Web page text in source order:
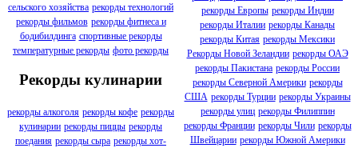
сельского хозяйства рекорды технологий
рекорды фильмов рекорды фитнеса и
бодибилдинга спортивные рекорды
температурные рекорды фото рекорды
Рекорды кулинарии
рекорды алкоголя рекорды кофе рекорды
кулинарии рекорды пиццы рекорды
поедания рекорды сыра рекорды хот-
рекорды Европы рекорды Индии
рекорды Италии рекорды Канады
рекорды Китая рекорды Мексики
Рекорды Новой Зеландии рекорды ОАЭ
рекорды Пакистана рекорды России
рекорды Северной Америки рекорды
США рекорды Турции рекорды Украины
рекорды улиц рекорды Филиппин
рекорды Франции рекорды Чили рекорды
Швейцарии рекорды Южной Америки